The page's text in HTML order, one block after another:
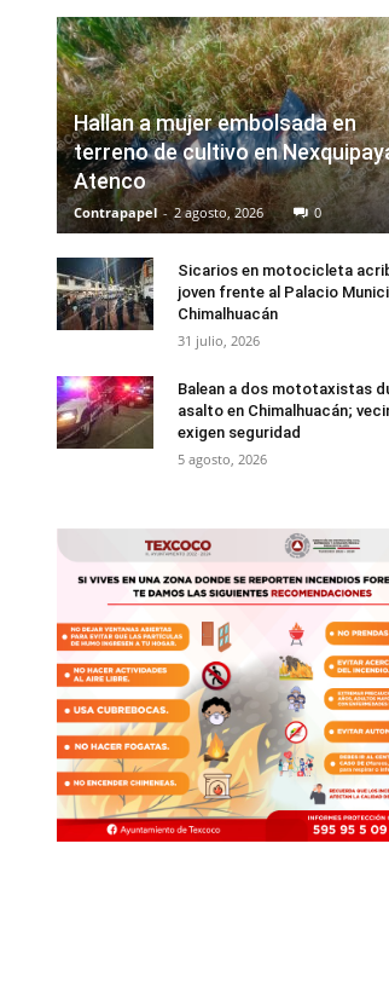
Hallan a mujer embolsada en
terreno de cultivo en
Atenco
Contrapapel - 2 agosto, 2026 0
Sicarios en motocicleta
joven frente al Palacio
Chimalhuacán
31 julio, 2026
Balean a dos mototaxistas
asalto en Chimalhuacán;
exigen seguridad
5 agosto, 2026